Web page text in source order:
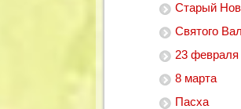
Старый
Святого
23 февраля
8 марта
Пасха